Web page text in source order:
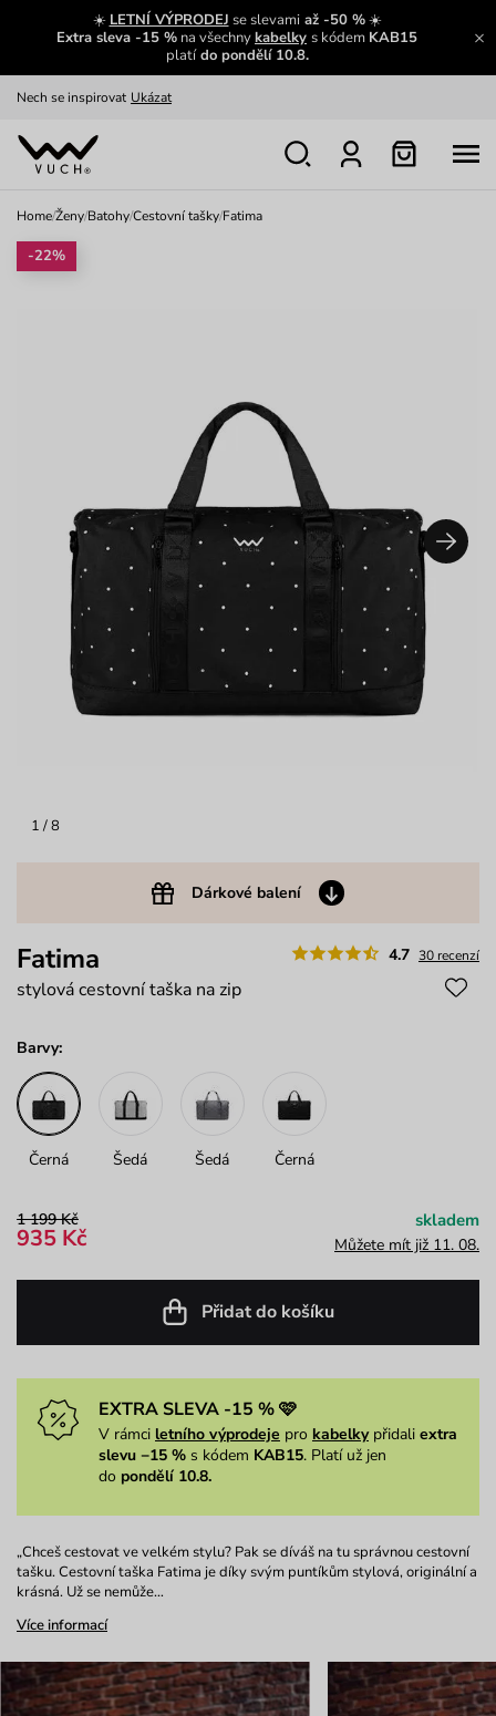
☀️ LETNÍ VÝPRODEJ se slevamiaž -50 %☀️
Extra sleva -15 % na všechnykabelky s kódem KAB15
platído pondělí 10.8.
Výměna a vrácení zdarma Zobrazit
Prohlédnout
Nech se inspirovat Ukázat
Home/Ženy/Batohy/Cestovní tašky/Fatima
1 / 8
Dárkové balení
-22%
4.7 30 recenzí
Fatima
stylová cestovní taška na zip
Barvy:
Černá Šedá Šedá Černá
1 199 Kč
935 Kč
skladem
Můžete mít již 11. 08.
Přidat do košíku
EXTRA SLEVA -15 % 🩷
V rámci letního výprodeje pro kabelkypřidali extra
slevu −15 % s kódem KAB15. Platí už jen
do pondělí 10.8.
„Chceš cestovat ve velkém stylu? Pak se díváš na tu správnou cestovní
tašku. Cestovní taška Fatima je díky svým puntíkům stylová, originální a
krásná. Už se nemůže…
Více informací